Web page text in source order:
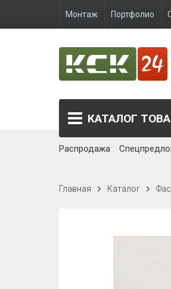
Монтаж Портфолио
КАТАЛОГ
Распродажа
Главная Каталог